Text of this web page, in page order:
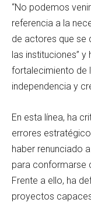
“No podemos
referencia a la
de actores que se
las instituciones”
fortalecimiento de
independencia y
En esta línea, ha
errores
haber renunciado
para conformarse
Frente a ello, ha
proyectos